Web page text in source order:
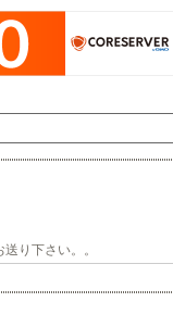
送り下さい。。